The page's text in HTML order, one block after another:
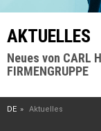
AKTUELLES
Neues von CARL
FIRMENGRUPPE
DE Aktuelles